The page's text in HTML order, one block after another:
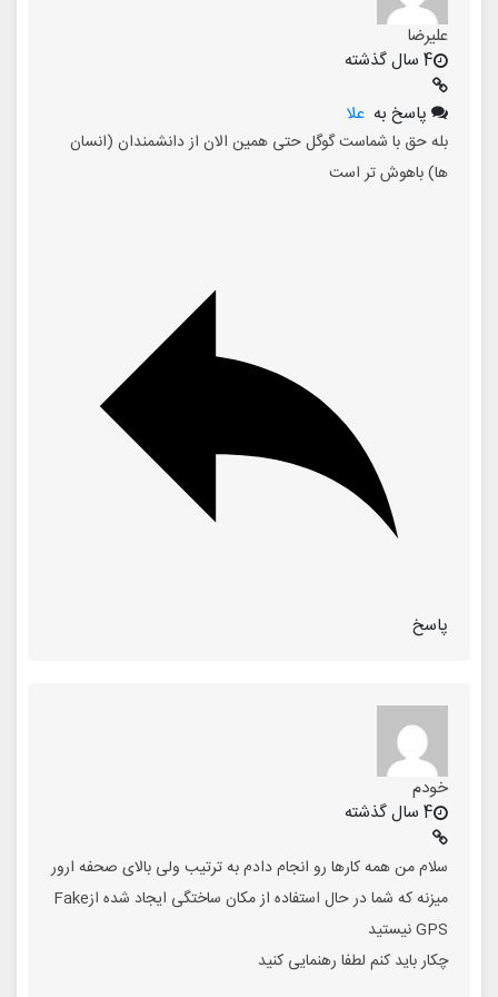
علیرضا
4 سال گذشته
پاسخ به علا
بله حق با شماست گوگل حتی همین الان از دانشمندان (انسان
ها) باهوش تر است
پاسخ
خودم
4 سال گذشته
سلام من همه کارها رو انجام دادم به ترتیب ولی بالای صحفه ارور
میزنه که شما در حال استفاده از مکان ساختگی ایجاد شده ازFake
GPS نیستید
چکار باید کنم لطفا رهنمایی کنید